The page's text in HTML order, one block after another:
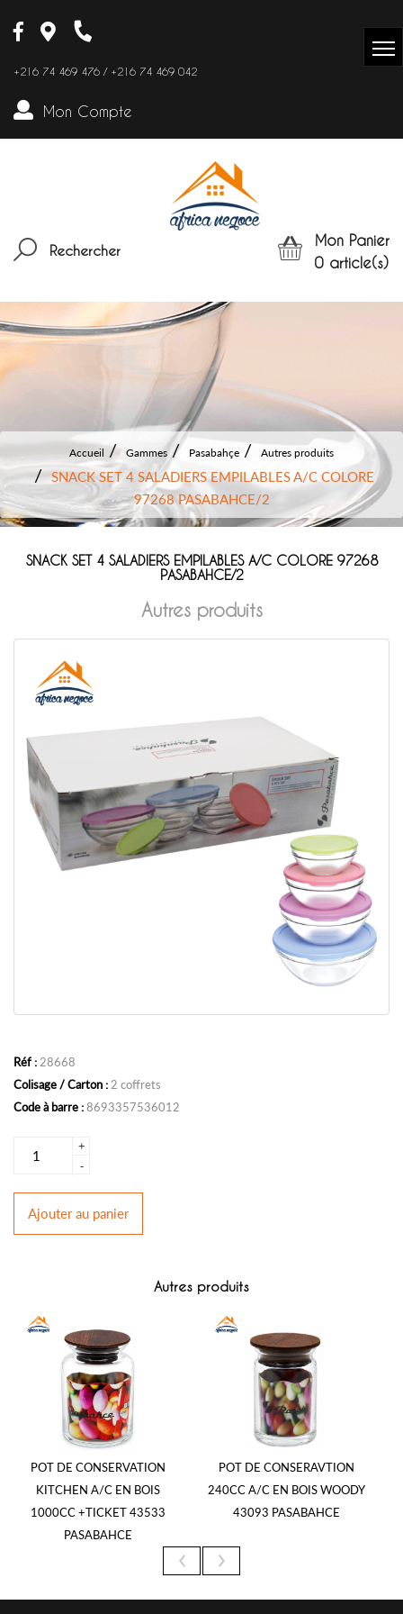
+216 74 469 476 / +216 74 469 042
Mon Compte
Rechercher
Mon Panier
0 article(s)
Accueil Gammes Pasabahçe Autres produits
SNACK SET 4 SALADIERS EMPILABLES A/C COLORE
97268 PASABAHCE/2
SNACK SET 4 SALADIERS EMPILABLES A/C COLORE 97268
PASABAHCE/2
Autres produits
Réf : 28668
Colisage / Carton : 2 coffrets
Code à barre :8693357536012
+
-
Ajouterau panier
Autres produits
POT DE CONSERVATION
KITCHEN A/C EN BOIS
1000CC +TICKET 43533
PASABAHCE
POT DE CONSERAVTION
240CC A/C EN BOIS WOODY
43093 PASABAHCE